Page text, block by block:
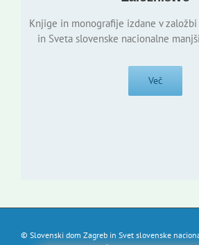
Knjige in monografije izdane v založbi
in Sveta slovenske nacionalne
Več
© Slovenski dom Zagreb in Svet slovenske